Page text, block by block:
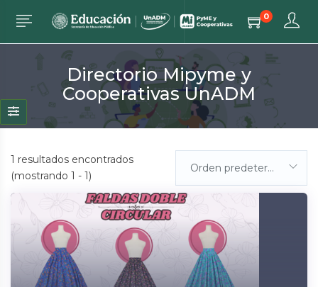
0
Directorio Mipyme y
Cooperativas UnADM
1 resultados encontrados
(mostrando 1 - 1)
Orden predeterminada